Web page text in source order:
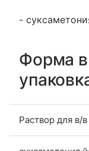
-
Форма
Раствор для в/